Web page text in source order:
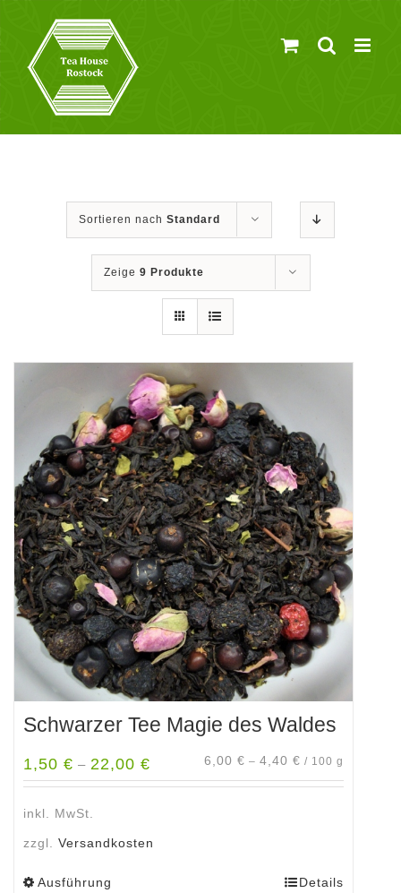
springen
Sortieren nach Standard
Zeige 9 Produkte
Schwarzer Tee Magie des Waldes
1,50 € – 22,00 € 6,00 € – 4,40 € / 100 g
inkl. MwSt.
zzgl. Versandkosten
Ausführung Details